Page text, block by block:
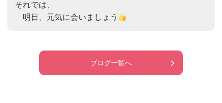
それでは、
明日、元気に会いましょう
ブログ一覧へ